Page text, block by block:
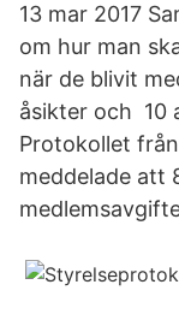
13 mar 2017
om hur man
när de blivit
åsikter och 10
Protokollet
meddelade att